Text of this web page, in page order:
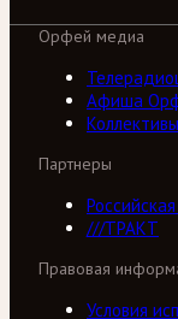
Орфей медиа
Афиша
Партнеры
///ТРАКТ
Правовая
Условия